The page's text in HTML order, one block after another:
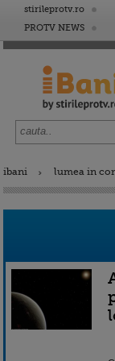
stirileprotv.ro
PROTV NEWS
ibani lumea in